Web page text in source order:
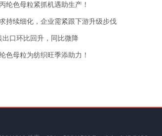
纶色母粒紧抓机遇助生产！
持续细化，企业需紧跟下游升级步伐
出口环比回升，同比微降
色母粒为纺织旺季添助力！